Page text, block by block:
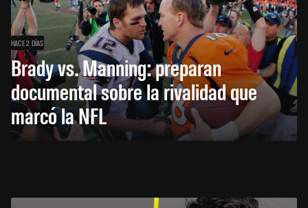
HACE 2 DÍAS
Brady vs. Manning: preparan
documental sobre la rivalidad que
marcó la NFL